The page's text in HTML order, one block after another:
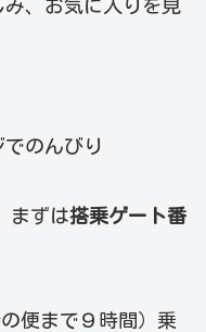
、お気に入りを見
のんびり
まずは搭乗ゲート番
便まで９時間）乗